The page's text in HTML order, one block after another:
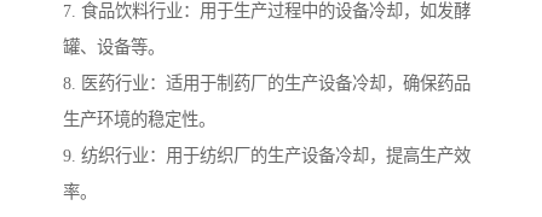
7. 食品饮料行业：用于生产过程中的设备冷却，如发酵
罐、设备等。
8. 医药行业：适用于制药厂的生产设备冷却，确保药品
生产环境的稳定性。
9. 纺织行业：用于纺织厂的生产设备冷却，提高生产效
率。